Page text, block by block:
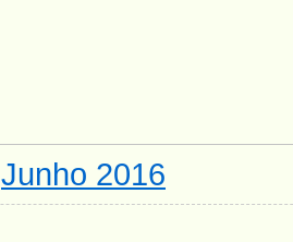
Junho 2016